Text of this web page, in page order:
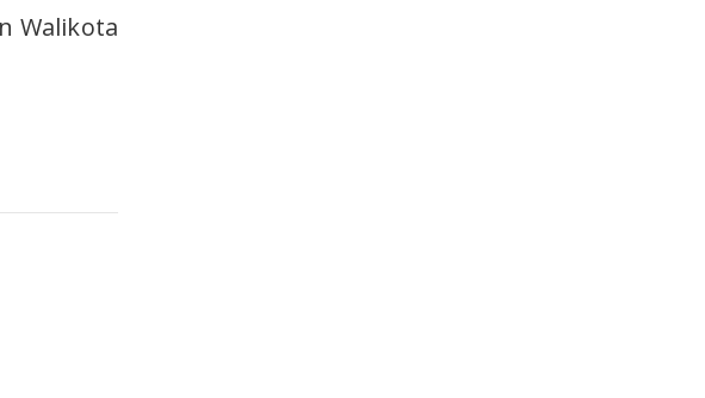
Walikota